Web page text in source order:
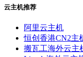
云主机推荐
阿里云主机
恒创香港CN2主
搬瓦工海外云主